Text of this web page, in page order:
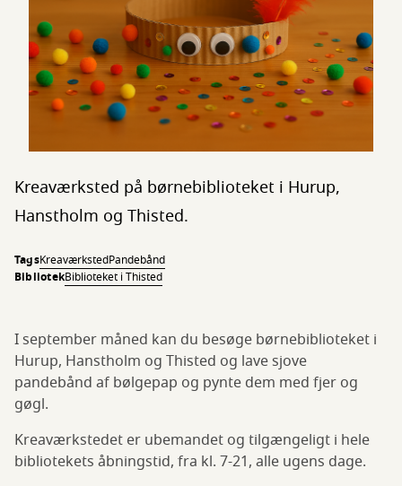
Kreaværksted på børnebiblioteket i Hurup,
Hanstholm og Thisted.
TagsKreaværkstedPandebånd
BibliotekBiblioteket i Thisted
I september måned kan du besøge børnebiblioteket i
Hurup, Hanstholm og Thisted og lave sjove
pandebånd af bølgepap og pynte dem med fjer og
gøgl.
Kreaværkstedet er ubemandet og tilgængeligt i hele
bibliotekets åbningstid, fra kl. 7-21, alle ugens dage.